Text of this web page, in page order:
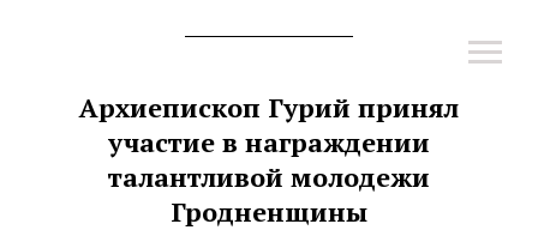
Архиепископ Гурий принял
участие в награждении
талантливой молодежи
Гродненщины